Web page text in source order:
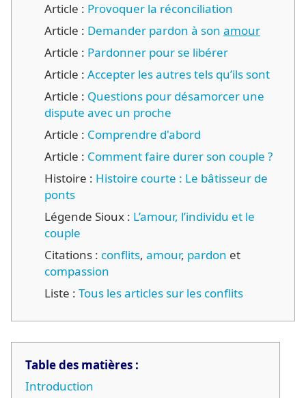
Article : Provoquer la réconciliation
Article : Demander pardon à son amour
Article : Pardonner pour se libérer
Article : Accepter les autres tels qu’ils sont
Article : Questions pour désamorcer une
dispute avec un proche
Article : Comprendre d'abord
Article : Comment faire durer son couple ?
Histoire : Histoire courte : Le bâtisseur de
ponts
Légende Sioux : L’amour, l’individu et le
couple
Citations : conflits, amour, pardon et
compassion
Liste : Tous les articles sur les conflits
Table des matières :
Introduction